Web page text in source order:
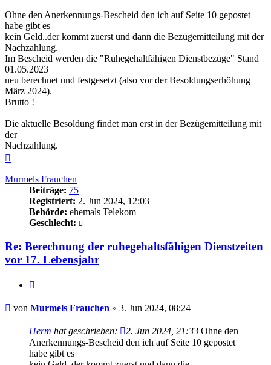
Ohne den Anerkennungs-Bescheid den ich auf Seite 10 gepostet
habe gibt es
kein Geld..der kommt zuerst und dann die Bezügemitteilung mit der
Nachzahlung.
Im Bescheid werden die "Ruhegehaltfähigen Dienstbezüge" Stand
01.05.2023
neu berechnet und festgesetzt (also vor der Besoldungserhöhung
März 2024).
Brutto !
Die aktuelle Besoldung findet man erst in der Bezügemitteilung mit
der
Nachzahlung.
Murmels Frauchen
Beiträge: 75
Registriert: 2. Jun 2024, 12:03
Behörde: ehemals Telekom
Geschlecht:
Re: Berechnung der ruhegehaltsfähigen Dienstzeiten
vor 17. Lebensjahr
Beitrag
von Murmels Frauchen » 3. Jun 2024, 08:24
Herm hat geschrieben: 2. Jun 2024, 21:33 Ohne den
Anerkennungs-Bescheid den ich auf Seite 10 gepostet
habe gibt es